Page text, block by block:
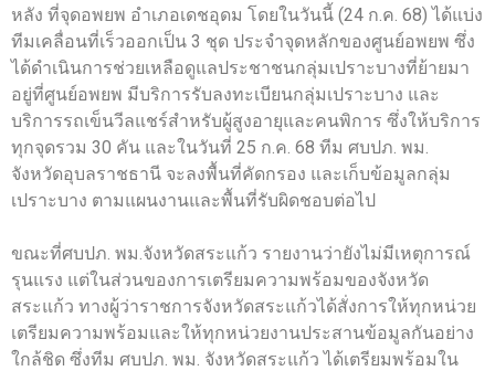
หลัง ที่จุดอพยพ อำเภอเดชอุดม โดยในวันนี้ (24 ก.ค. 68) ได้แบ่ง
ทีมเคลื่อนที่เร็วออกเป็น 3 ชุด ประจำจุดหลักของศูนย์อพยพ ซึ่ง
ได้ดำเนินการช่วยเหลือดูแลประชาชนกลุ่มเปราะบางที่ย้ายมา
อยู่ที่ศูนย์อพยพ มีบริการรับลงทะเบียนกลุ่มเปราะบาง และ
บริการรถเข็นวีลแชร์สำหรับผู้สูงอายุและคนพิการ ซึ่งให้บริการ
ทุกจุดรวม 30 คัน และในวันที่ 25 ก.ค. 68 ทีม ศบปภ. พม.
จังหวัดอุบลราชธานี จะลงพื้นที่คัดกรอง และเก็บข้อมูลกลุ่ม
เปราะบาง ตามแผนงานและพื้นที่รับผิดชอบต่อไป
ขณะที่ศบปภ. พม.จังหวัดสระแก้ว รายงานว่ายังไม่มีเหตุการณ์
รุนแรง แต่ในส่วนของการเตรียมความพร้อมของจังหวัด
สระแก้ว ทางผู้ว่าราชการจังหวัดสระแก้วได้สั่งการให้ทุกหน่วย
เตรียมความพร้อมและให้ทุกหน่วยงานประสานข้อมูลกันอย่าง
ใกล้ชิด ซึ่งทีม ศบปภ. พม. จังหวัดสระแก้ว ได้เตรียมพร้อมใน